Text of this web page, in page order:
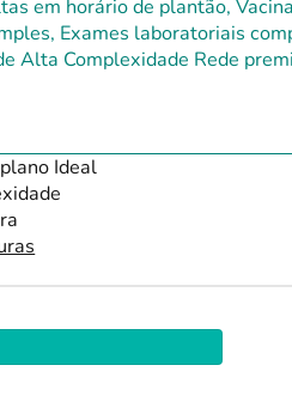
em horário de plantão,
Exames laboratoriais
Alta Complexidade Rede
Ideal